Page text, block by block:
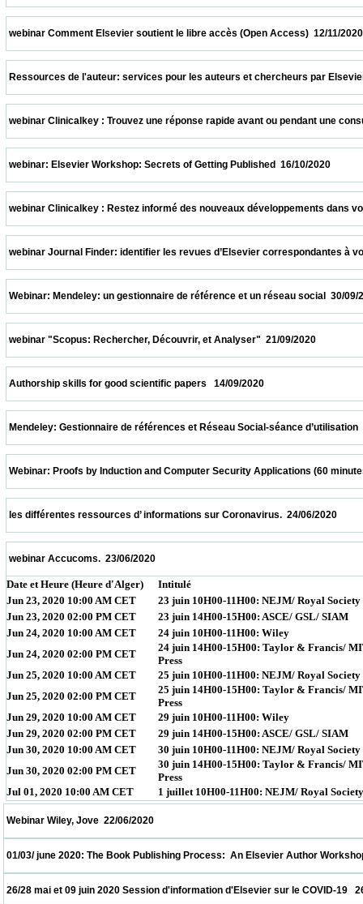
webinar Comment Elsevier soutient le libre accès (Open
Ressources de l'auteur: services pour les auteurs et chercheurs
webinar Clinicalkey : Trouvez une réponse rapide avant ou
webinar: Elsevier Workshop: Secrets of Getting Published  16/
webinar Clinicalkey : Restez informé des nouveaux
webinar Journal Finder: identifier les revues d’Elsevier
Webinar: Mendeley: un gestionnaire de référence et un réseau
webinar "Scopus: Rechercher, Découvrir, et Analyser"  21/09/
Authorship skills for good scientific papers   14/09/2020
Mendeley: Gestionnaire de références et Réseau Social-séance
Webinar: Proofs by Induction and Computer Security Applications
les différentes ressources d’ informations sur Coronavirus.  24/
webinar Accucoms.  23/06/2020
Date et Heure (Heure d'Alger)
Intitulé
Jun 23, 2020 10:00 AM CET
23 juin 10H00-11H00: NEJM/ Royal Society
Jun 23, 2020 02:00 PM CET
23 juin 14H00-15H00: ASCE/ GSL/ SIAM
Jun 24, 2020 10:00 AM CET
24 juin 10H00-11H00: Wiley
Jun 24, 2020 02:00 PM CET
24 juin 14H00-15H00: Taylor & Francis/
Press
Jun 25, 2020 10:00 AM CET
25 juin 10H00-11H00: NEJM/ Royal Society
Jun 25, 2020 02:00 PM CET
25 juin 14H00-15H00: Taylor & Francis/
Press
Jun 29, 2020 10:00 AM CET
29 juin 10H00-11H00: Wiley
Jun 29, 2020 02:00 PM CET
29 juin 14H00-15H00: ASCE/ GSL/ SIAM
Jun 30, 2020 10:00 AM CET
30 juin 10H00-11H00: NEJM/ Royal Society
Jun 30, 2020 02:00 PM CET
30 juin 14H00-15H00: Taylor & Francis/
Press
Jul 01, 2020 10:00 AM CET
1 juillet 10H00-11H00: NEJM/ Royal Society
Webinar Wiley, Jove  22/06/2020
01/03/ june 2020: The Book Publishing Process:  An Elsevier
26/28 mai et 09 juin 2020 Session d'information d'Elsevier sur le